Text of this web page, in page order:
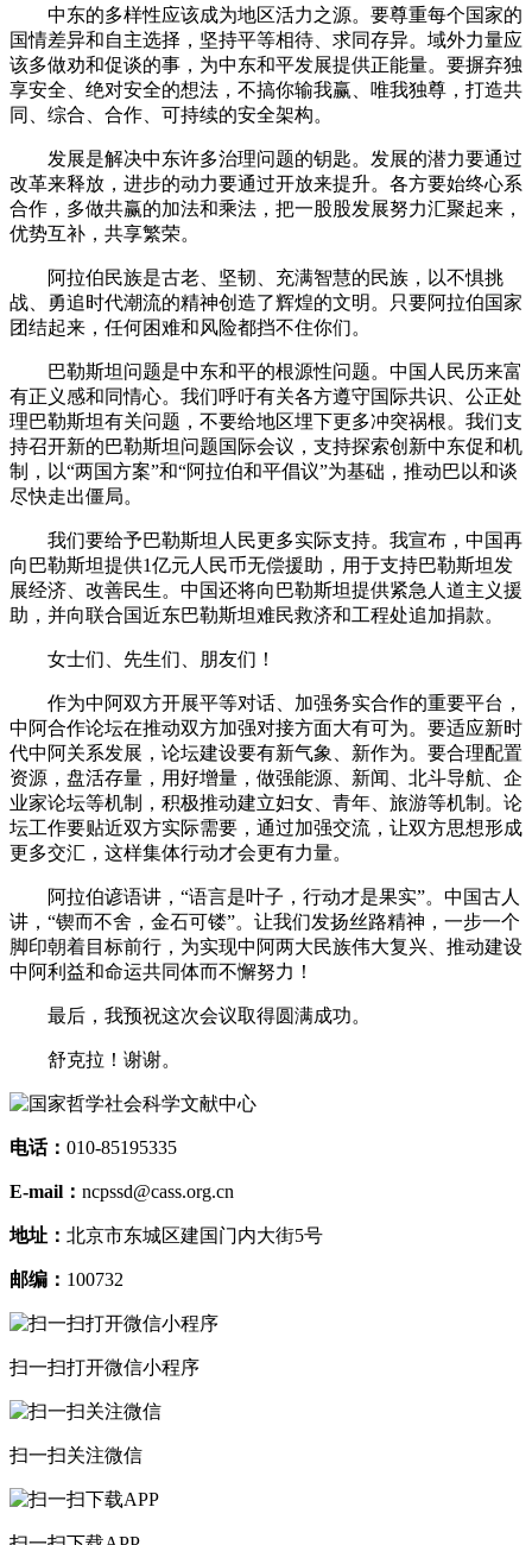
中东的多样性应该成为地区活力之源。要尊重每个国家的
国情差异和自主选择，坚持平等相待、求同存异。域外力量应
该多做劝和促谈的事，为中东和平发展提供正能量。要摒弃独
享安全、绝对安全的想法，不搞你输我赢、唯我独尊，打造共
同、综合、合作、可持续的安全架构。
发展是解决中东许多治理问题的钥匙。发展的潜力要通过
改革来释放，进步的动力要通过开放来提升。各方要始终心系
合作，多做共赢的加法和乘法，把一股股发展努力汇聚起来，
优势互补，共享繁荣。
阿拉伯民族是古老、坚韧、充满智慧的民族，以不惧挑
战、勇追时代潮流的精神创造了辉煌的文明。只要阿拉伯国家
团结起来，任何困难和风险都挡不住你们。
巴勒斯坦问题是中东和平的根源性问题。中国人民历来富
有正义感和同情心。我们呼吁有关各方遵守国际共识、公正处
理巴勒斯坦有关问题，不要给地区埋下更多冲突祸根。我们支
持召开新的巴勒斯坦问题国际会议，支持探索创新中东促和机
制，以“两国方案”和“阿拉伯和平倡议”为基础，推动巴以和谈
尽快走出僵局。
我们要给予巴勒斯坦人民更多实际支持。我宣布，中国再
向巴勒斯坦提供1亿元人民币无偿援助，用于支持巴勒斯坦发
展经济、改善民生。中国还将向巴勒斯坦提供紧急人道主义援
助，并向联合国近东巴勒斯坦难民救济和工程处追加捐款。
女士们、先生们、朋友们！
作为中阿双方开展平等对话、加强务实合作的重要平台，
中阿合作论坛在推动双方加强对接方面大有可为。要适应新时
代中阿关系发展，论坛建设要有新气象、新作为。要合理配置
资源，盘活存量，用好增量，做强能源、新闻、北斗导航、企
业家论坛等机制，积极推动建立妇女、青年、旅游等机制。论
坛工作要贴近双方实际需要，通过加强交流，让双方思想形成
更多交汇，这样集体行动才会更有力量。
阿拉伯谚语讲，“语言是叶子，行动才是果实”。中国古人
讲，“锲而不舍，金石可镂”。让我们发扬丝路精神，一步一个
脚印朝着目标前行，为实现中阿两大民族伟大复兴、推动建设
中阿利益和命运共同体而不懈努力！
最后，我预祝这次会议取得圆满成功。
舒克拉！谢谢。
电话： 010-85195335
E-mail： ncpssd@cass.org.cn
地址： 北京市东城区建国门内大街5号
邮编： 100732
扫一扫打开微信小程序
扫一扫关注微信